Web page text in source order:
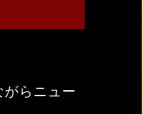
がらニュー